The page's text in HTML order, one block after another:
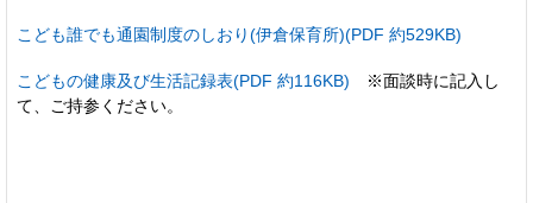
こども誰でも通園制度のしおり(伊倉保育所)(PDF 約529KB)
こどもの健康及び生活記録表(PDF 約116KB)
※面談時に記入し
て、ご持参ください。